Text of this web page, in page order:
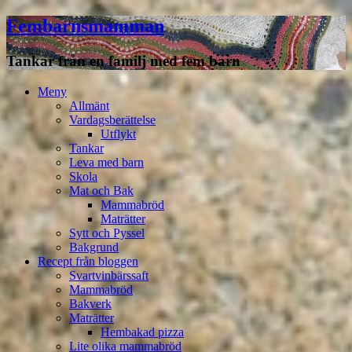
Fembarnsmamman
Tankar från en familj med fem barn
Meny
Hoppa
innehåll
Meny
Allmänt
Vardagsberättelse
Utflykt
Tankar
Leva med barn
Skola
Mat och Bak
Mammabröd
Maträtter
Sytt och Pyssel
Bakgrund
Recept från bloggen
Svartvinbärssaft
Mammabröd
Bakverk
Maträtter
Hembakad pizza
Lite olika mammabröd